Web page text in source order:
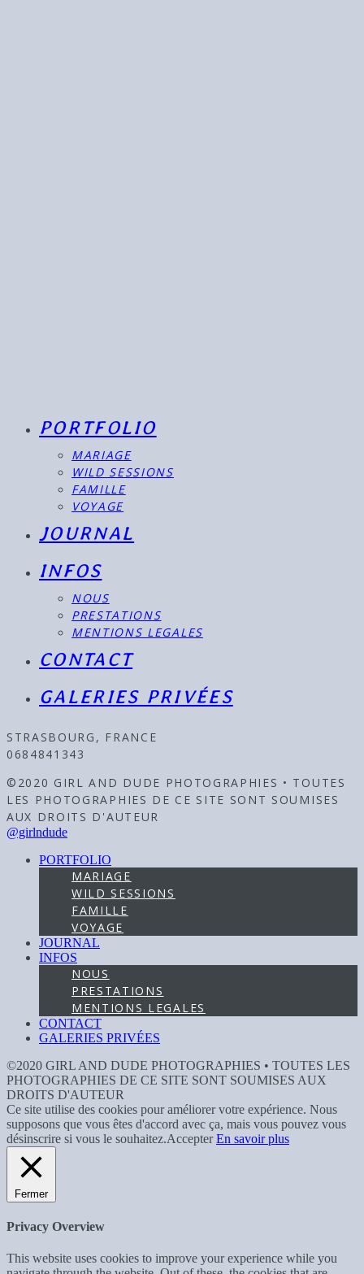
PORTFOLIO
MARIAGE
WILD SESSIONS
FAMILLE
VOYAGE
JOURNAL
INFOS
NOUS
PRESTATIONS
MENTIONS LEGALES
CONTACT
GALERIES PRIVÉES
STRASBOURG, FRANCE
0684841343
©2020 GIRL AND DUDE PHOTOGRAPHIES • TOUTES
LES PHOTOGRAPHIES DE CE SITE SONT SOUMISES
AUX DROITS D'AUTEUR
@girlndude
PORTFOLIO
MARIAGE
WILD SESSIONS
FAMILLE
VOYAGE
JOURNAL
INFOS
NOUS
PRESTATIONS
MENTIONS LEGALES
CONTACT
GALERIES PRIVÉES
©2020 GIRL AND DUDE PHOTOGRAPHIES • TOUTES LES
PHOTOGRAPHIES DE CE SITE SONT SOUMISES AUX
DROITS D'AUTEUR
Ce site utilise des cookies pour améliorer votre expérience. Nous
supposons que vous êtes d'accord avec ça, mais vous pouvez vous
désinscrire si vous le souhaitez.Accepter En savoir plus
Fermer
Privacy Overview
This website uses cookies to improve your experience while you